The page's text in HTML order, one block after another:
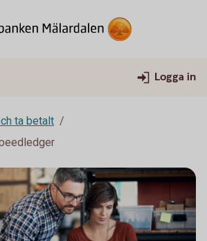
Logga in
ta betalt